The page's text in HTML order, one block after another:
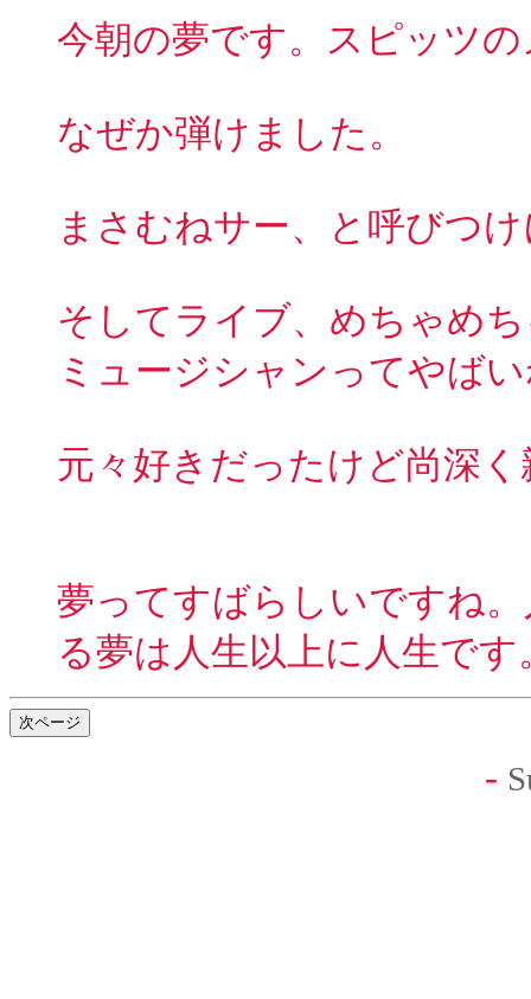
今朝の夢です。スピッツ
なぜか弾けました。
まさむねサー、と呼びつ
そしてライブ、めちゃめ
ミュージシャンってやば
元々好きだったけど尚深
夢ってすばらしいですね
る夢は人生以上に人生です
-